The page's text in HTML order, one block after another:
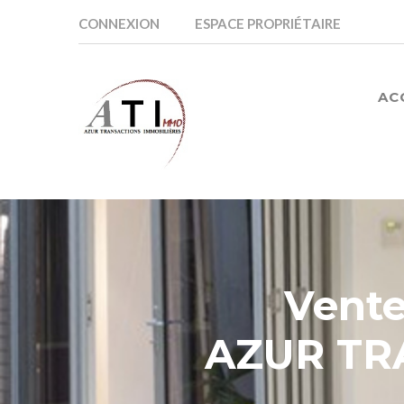
CONNEXION ESPACE PROPRIÉTAIRE
AZUR